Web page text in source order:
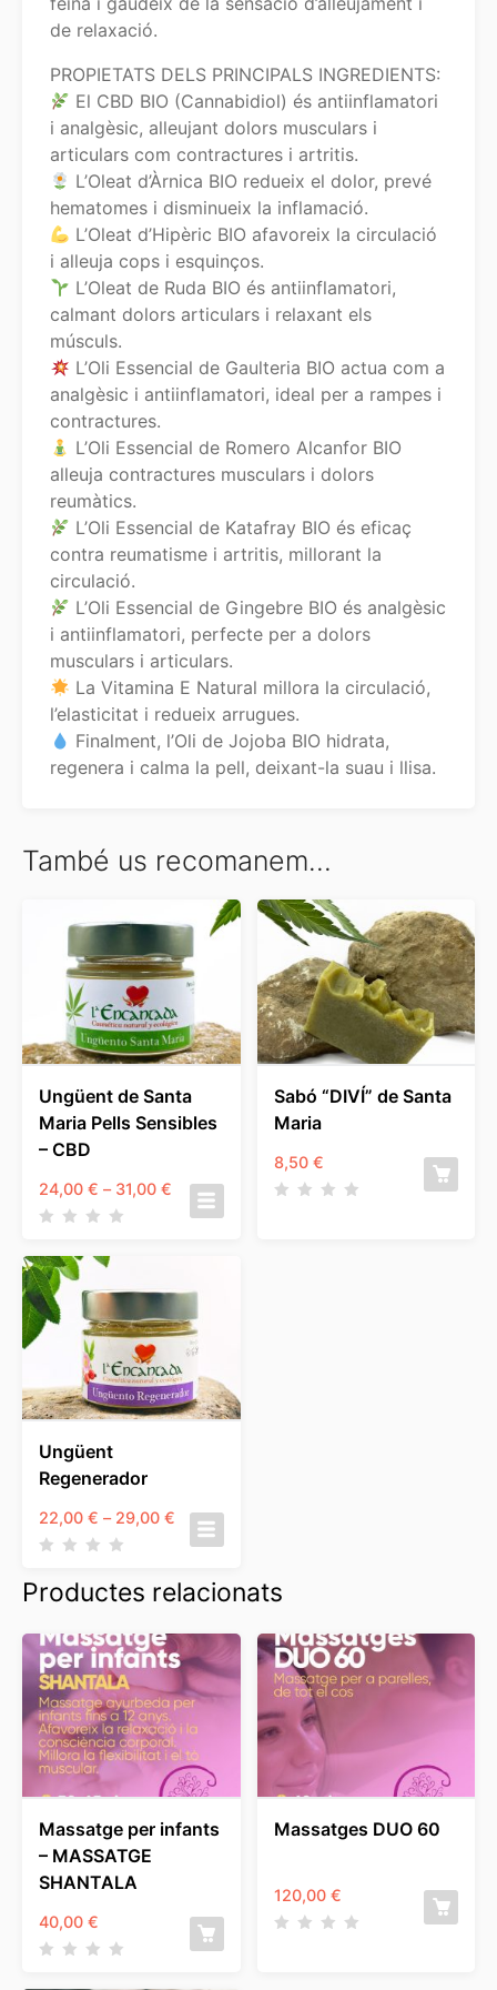
de relaxació.
PROPIETATS DELS PRINCIPALS INGREDIENTS:
El CBD BIO (Cannabidiol) és antiinflamatori
i analgèsic, alleujant dolors musculars i
articulars com contractures i artritis.
L’Oleat d’Àrnica BIO redueix el dolor, prevé
hematomes i disminueix la inflamació.
L’Oleat d’Hipèric BIO afavoreix la circulació
i alleuja cops i esquinços.
L’Oleat de Ruda BIO és antiinflamatori,
calmant dolors articulars i relaxant els
músculs.
L’Oli Essencial de Gaulteria BIO actua com a
analgèsic i antiinflamatori, ideal per a rampes i
contractures.
L’Oli Essencial de Romero Alcanfor BIO
alleuja contractures musculars i dolors
reumàtics.
L’Oli Essencial de Katafray BIO és eficaç
contra reumatisme i artritis, millorant la
circulació.
L’Oli Essencial de Gingebre BIO és analgèsic
i antiinflamatori, perfecte per a dolors
musculars i articulars.
La Vitamina E Natural millora la circulació,
l’elasticitat i redueix arrugues.
Finalment, l’Oli de Jojoba BIO hidrata,
regenera i calma la pell, deixant-la suau i llisa.
També us recomanem…
Ungüent de Santa
Maria Pells Sensibles
– CBD
24,00 € – 31,00 € Interval
Sabó “DIVÍ” de Santa
Maria
8,50 €
Ungüent
Regenerador
22,00 € – 29,00 € Interval
a
Productes relacionats
Massatge per infants
– MASSATGE
SHANTALA
40,00 €
Massatges DUO 60
120,00 €